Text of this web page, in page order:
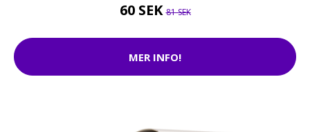
60 SEK81 SEK
MER INFO!